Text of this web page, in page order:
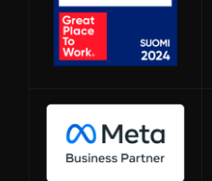
Avautuu uuteen